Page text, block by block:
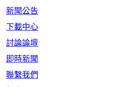
新聞公告
下載中心
討論論壇
即時新聞
聯繫我們